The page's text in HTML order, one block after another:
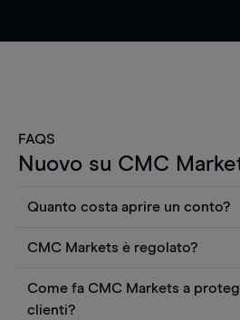
FAQS
Nuovo su CMC
Quanto costa aprire un conto?
Puoi anche visualizzare
utilizzare strumenti come
o rapporti quantitativi sui titoli
CMC Markets è regolato?
regolamentato dall'Autorità
Come fa CMC Markets a
clienti?